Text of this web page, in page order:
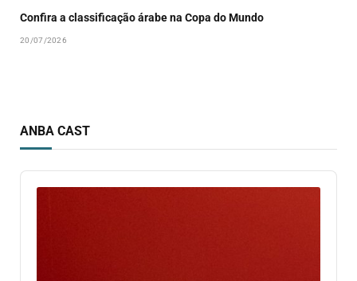
Confira a classificação árabe na Copa do Mundo
20/07/2026
ANBA CAST
Audio
Player